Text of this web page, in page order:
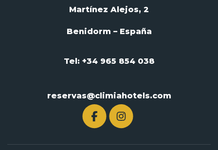
Martínez Alejos, 2
Benidorm – España
Tel: +34 965 854 038
reservas@climiahotels.com